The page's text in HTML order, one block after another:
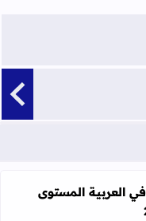
العربية المستوى